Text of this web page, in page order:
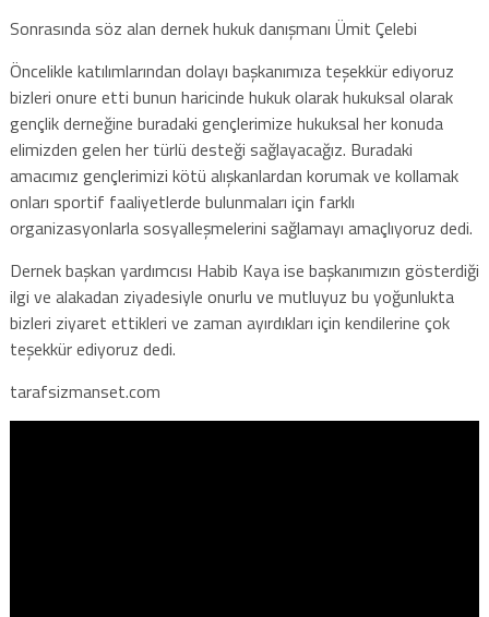
Sonrasında söz alan dernek hukuk danışmanı Ümit Çelebi
Öncelikle katılımlarından dolayı başkanımıza teşekkür ediyoruz
bizleri onure etti bunun haricinde hukuk olarak hukuksal olarak
gençlik derneğine buradaki gençlerimize hukuksal her konuda
elimizden gelen her türlü desteği sağlayacağız. Buradaki
amacımız gençlerimizi kötü alışkanlardan korumak ve kollamak
onları sportif faaliyetlerde bulunmaları için farklı
organizasyonlarla sosyalleşmelerini sağlamayı amaçlıyoruz dedi.
Dernek başkan yardımcısı Habib Kaya ise başkanımızın gösterdiği
ilgi ve alakadan ziyadesiyle onurlu ve mutluyuz bu yoğunlukta
bizleri ziyaret ettikleri ve zaman ayırdıkları için kendilerine çok
teşekkür ediyoruz dedi.
tarafsizmanset.com